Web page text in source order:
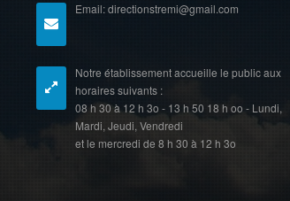
Email: directionstremi@gmail.com
Notre établissement accueille le public aux
horaires suivants :
08 h 30 à 12 h 3o - 13 h 50 18 h oo - Lundi,
Mardi, Jeudi, Vendredi
et le mercredi de 8 h 30 à 12 h 3o